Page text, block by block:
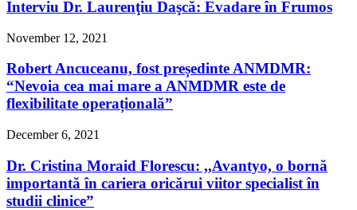
Interviu Dr. Laurenţiu Daşcă: Evadare în Frumos
November 12, 2021
Robert Ancuceanu, fost președinte ANMDMR:
“Nevoia cea mai mare a ANMDMR este de
flexibilitate operațională”
December 6, 2021
Dr. Cristina Moraid Florescu: ,,Avantyo, o bornă
importantă în cariera oricărui viitor specialist în
studii clinice”